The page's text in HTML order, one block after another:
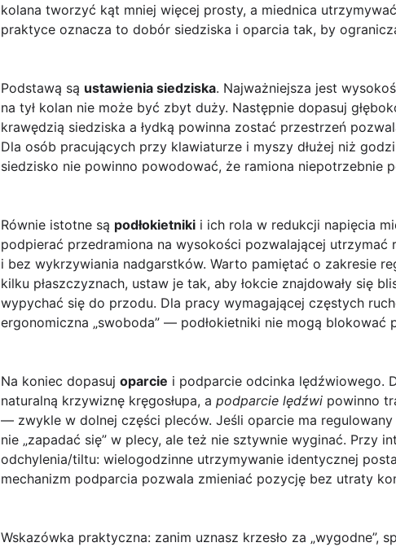
kolana tworzyć kąt mniej więcej prosty, a miednica
praktyce oznacza to dobór siedziska i oparcia tak, by
Podstawą są ustawienia siedziska. Najważniejsza jest
na tył kolan nie może być zbyt duży. Następnie dopasuj
krawędzią siedziska a łydką powinna zostać przestrzeń
Dla osób pracujących przy klawiaturze i myszy dłużej niż
siedzisko nie powinno powodować, że ramiona niepotrzebnie
Równie istotne są podłokietniki i ich rola w redukcji napięcia
podpierać przedramiona na wysokości pozwalającej
i bez wykrzywiania nadgarstków. Warto pamiętać o zakresie
kilku płaszczyznach, ustaw je tak, aby łokcie znajdowały się
wypychać się do przodu. Dla pracy wymagającej częstych
ergonomiczna „swoboda” — podłokietniki nie mogą blokować
Na koniec dopasuj oparcie i podparcie odcinka lędźwiowego.
naturalną krzywiznę kręgosłupa, a podparcie lędźwi powinno
— zwykle w dolnej części pleców. Jeśli oparcie ma
nie „zapadać się” w plecy, ale też nie sztywnie wyginać. Przy
odchylenia/tiltu: wielogodzinne utrzymywanie identycznej
mechanizm podparcia pozwala zmieniać pozycję bez utraty
Wskazówka praktyczna: zanim uznasz krzesło za